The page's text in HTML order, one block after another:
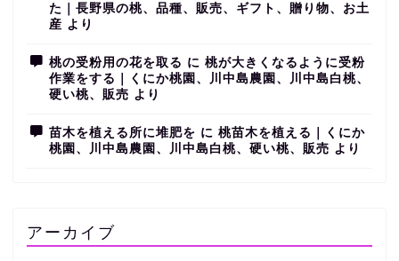
た｜長野県の桃、品種、販売、ギフト、贈り物、お土
産 より
桃の受粉用の花を取る に 桃が大きくなるように受粉
作業をする｜くにか桃園、川中島農園、川中島白桃、
硬い桃、販売 より
苗木を植える所に堆肥を に 桃苗木を植える｜くにか
桃園、川中島農園、川中島白桃、硬い桃、販売 より
アーカイブ